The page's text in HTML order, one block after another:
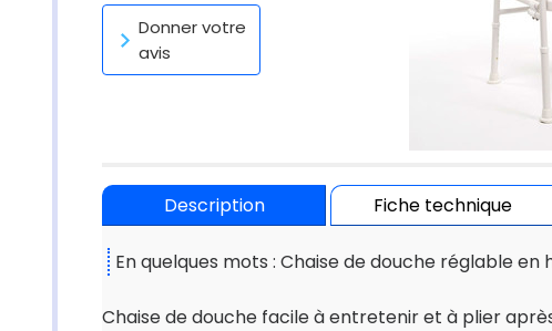
Donner votre
avis
Description Fiche technique
En quelques mots : Chaise de douche réglable en
Chaise de douche facile à entretenir et à plier